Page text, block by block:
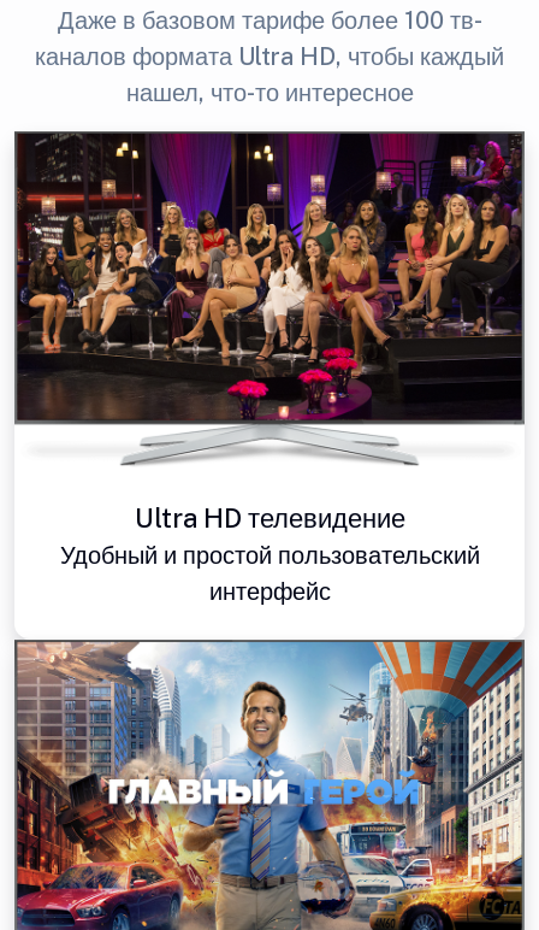
Даже в базовом тарифе более 100 тв-
каналов формата Ultra HD, чтобы каждый
нашел, что-то интересное
Ultra HD телевидение
Удобный и простой пользовательский
интерфейс